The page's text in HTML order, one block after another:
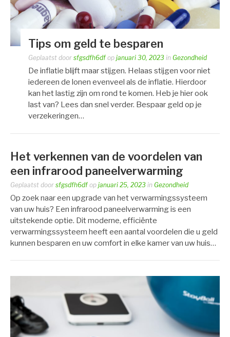
Tips om geld te besparen
Geplaatst door sfgsdfh6df op januari 30, 2023 in Gezondheid
De inflatie blijft maar stijgen. Helaas stijgen voor niet
iedereen de lonen evenveel als de inflatie. Hierdoor
kan het lastig zijn om rond te komen. Heb je hier ook
last van? Lees dan snel verder. Bespaar geld op je
verzekeringen…
Het verkennen van de voordelen van
een infrarood paneelverwarming
Geplaatst door sfgsdfh6df op januari 25, 2023 in Gezondheid
Op zoek naar een upgrade van het verwarmingssysteem
van uw huis? Een infrarood paneelverwarming is een
uitstekende optie. Dit moderne, efficiënte
verwarmingssysteem heeft een aantal voordelen die u geld
kunnen besparen en uw comfort in elke kamer van uw huis…